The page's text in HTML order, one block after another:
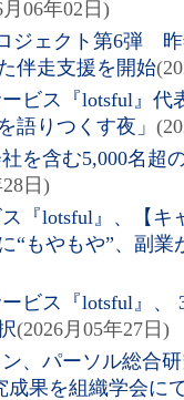
月06年02日)
ジェクト第6弾
伴走支援を開始
ビス『lotsful』代
語りつくす夜」
を含む5,000名超
日)
『lotsful』、【
“もやもや”、副業
ビス『lotsful』、
(2026月05年27日)
、パーソル総合
果を組織学会に